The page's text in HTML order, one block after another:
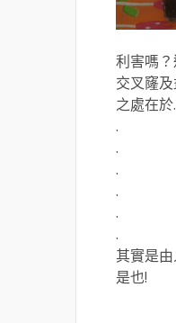
利害嗎
交叉窿
之處在
.
.
.
.
.
.
其實是
是也!